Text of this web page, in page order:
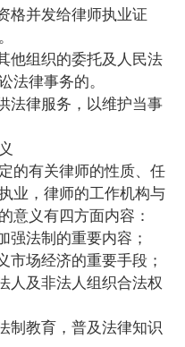
并发给律师执业证
组织的委托及人民法
法律事务的。
律服务，以维护当事
有关律师的性质、任
业，律师的工作机构与
意义有四方面内容：
法制的重要内容；
场经济的重要手段；
及非法人组织合法权
教育，普及法律知识